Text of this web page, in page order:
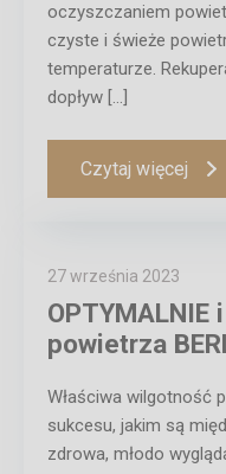
oczyszczaniem
czyste i świeże
temperaturze.
dopływ […]
Czytaj więcej
27 września 2023
OPTYMALNIE
powietrza
Właściwa wilgotność
sukcesu, jakim są
zdrowa, młodo